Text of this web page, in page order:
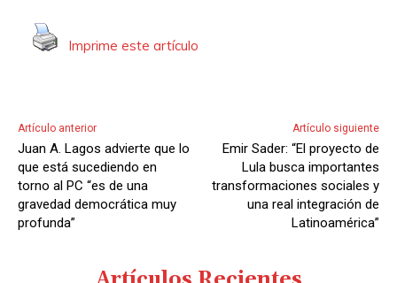
Imprime este artículo
Artículo anterior
Juan A. Lagos advierte que lo
que está sucediendo en
torno al PC “es de una
gravedad democrática muy
profunda”
Artículo siguiente
Emir Sader: “El proyecto de
Lula busca importantes
transformaciones sociales y
una real integración de
Latinoamérica”